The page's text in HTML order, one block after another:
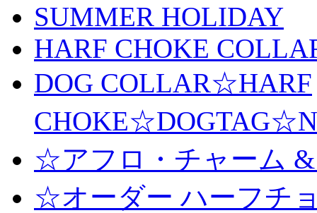
SUMMER HOLIDAY
HARF CHOKE
DOG COLLAR☆HARF
☆アフロ・チャーム
☆オーダー ハーフチ